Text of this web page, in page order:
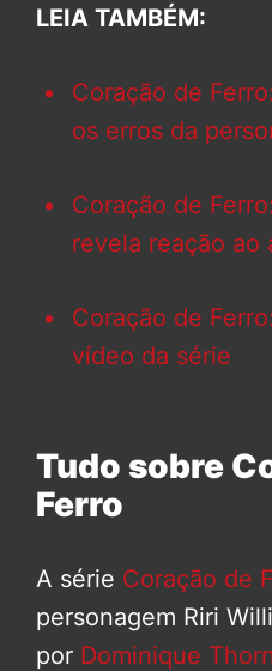
LEIA TAMBÉM:
Coração de
os erros da
Coração de
revela reação ao
Coração de
vídeo da série
Tudo sobre
Ferro
A série Coração de
personagem Riri
por Dominique